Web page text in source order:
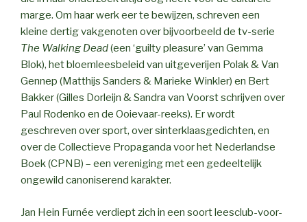
marge. Om haar werk eer te bewijzen, schreven een
kleine dertig vakgenoten over bijvoorbeeld de tv-serie
The Walking Dead(een ‘guilty pleasure’ van Gemma
Blok), het bloemleesbeleid van uitgeverijen Polak & Van
Gennep (Matthijs Sanders & Marieke Winkler) en Bert
Bakker (Gilles Dorleijn & Sandra van Voorst schrijven over
Paul Rodenko en de Ooievaar-reeks). Er wordt
geschreven over sport, over sinterklaasgedichten, en
over de Collectieve Propaganda voor het Nederlandse
Boek (CPNB) – een vereniging met een gedeeltelijk
ongewild canoniserend karakter.
Jan Hein Furnée verdiept zich in een soort leesclub-voor-